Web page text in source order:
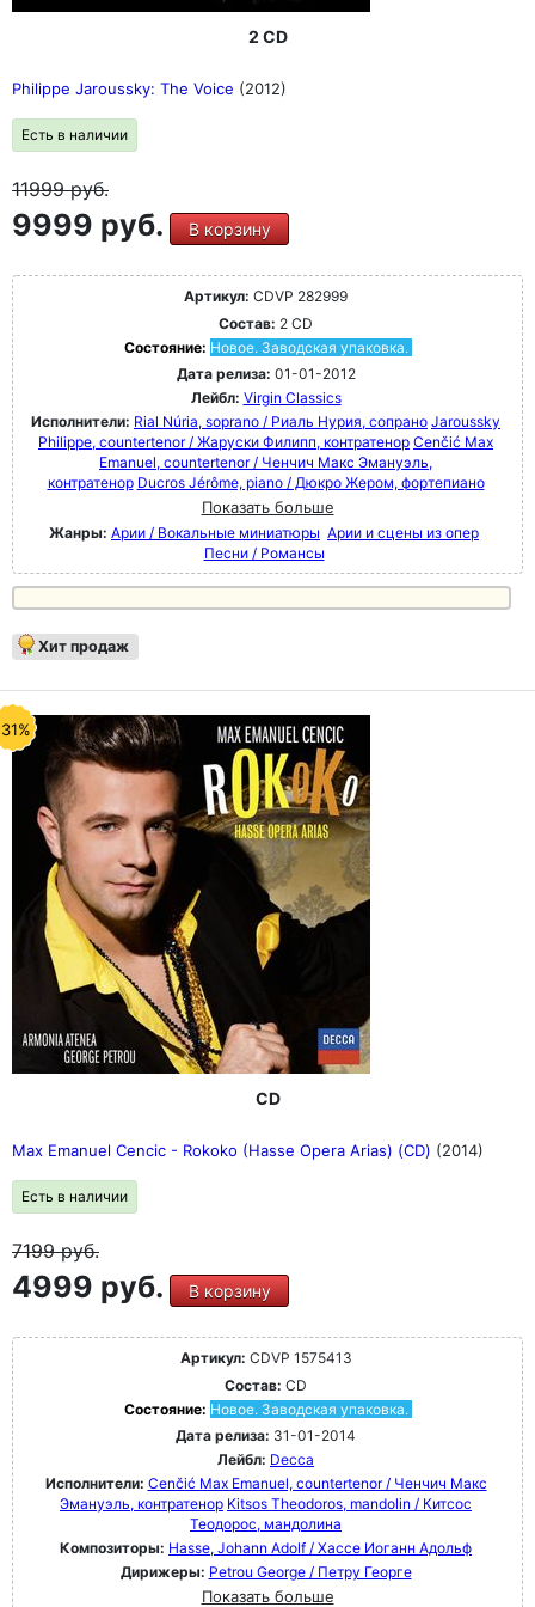
2 CD
Philippe Jaroussky: The Voice (2012)
Есть в наличии
11999руб.
9999 руб. В корзину
Артикул: CDVP 282999
Состав: 2 CD
Состояние: Новое. Заводская упаковка.
Дата релиза: 01-01-2012
Лейбл: Virgin Classics
Исполнители: Rial Núria, soprano / Риаль Нурия, сопрано Jaroussky
Philippe, countertenor / Жаруски Филипп, контратенор Cenčić Max
Emanuel, countertenor / Ченчич Макс Эмануэль,
контратенор Ducros Jérôme, piano / Дюкро Жером, фортепиано
Показать больше
Жанры: Арии / Вокальные миниатюры Арии и сцены из опер
Песни / Романсы
Хит продаж
CD
Max Emanuel Cencic - Rokoko (Hasse Opera Arias) (CD) (2014)
Есть в наличии
7199руб.
4999 руб. В корзину
Артикул: CDVP 1575413
Состав: CD
Состояние: Новое. Заводская упаковка.
Дата релиза: 31-01-2014
Лейбл: Decca
Исполнители: Cenčić Max Emanuel, countertenor / Ченчич Макс
Эмануэль, контратенор Kitsos Theodoros, mandolin / Китсос
Теодорос, мандолина
Композиторы: Hasse, Johann Adolf / Хассе Иоганн Адольф
Дирижеры: Petrou George / Петру Георге
Показать больше